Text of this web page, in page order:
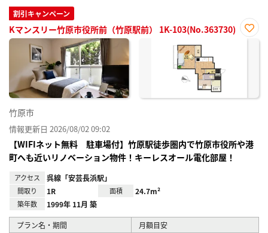
割引キャンペーン
Kマンスリー竹原市役所前（竹原駅前） 1K-103(No.363730)
お気
竹原市
情報更新日 2026/08/02 09:02
【WIFIネット無料 駐車場付】竹原駅徒歩圏内で竹原市役所や港
町へも近いリノベーション物件！キーレスオール電化部屋！
アクセス 呉線「安芸長浜駅」
間取り 1R 面積 24.7m²
築年数 1999年 11月 築
プラン名・期間 月額目安